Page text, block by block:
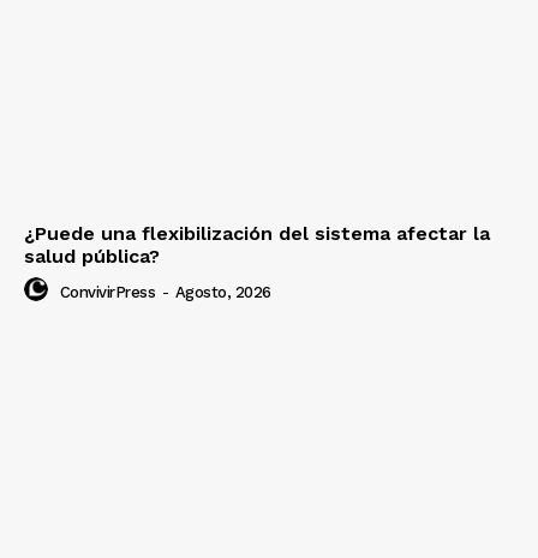
¿Puede una flexibilización del sistema afectar la
salud pública?
ConvivirPress - Agosto, 2026